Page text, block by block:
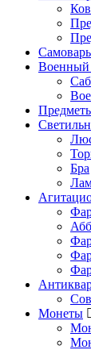
Военный
Бра
Монеты